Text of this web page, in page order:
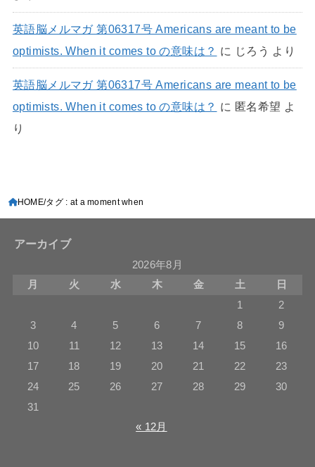
英語脳メルマガ 第06317号 Americans are meant to be
optimists. When it comes to の意味は？ に じろう より
英語脳メルマガ 第06317号 Americans are meant to be
optimists. When it comes to の意味は？ に 匿名希望 よ
り
HOME タグ : at a moment when
アーカイブ
2026年8月
月
火 水 木 金 土
日
1
2
3
4 5 6 7 8
9
10
11 12 13 14 15
16
17
18 19 20 21 22
23
24
25 26 27 28 29
30
31
« 12月